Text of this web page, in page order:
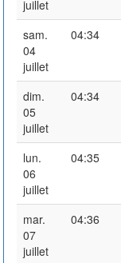
juillet
sam.
04
juillet
04:34
dim.
05
juillet
04:34
lun.
06
juillet
04:35
mar.
07
juillet
04:36